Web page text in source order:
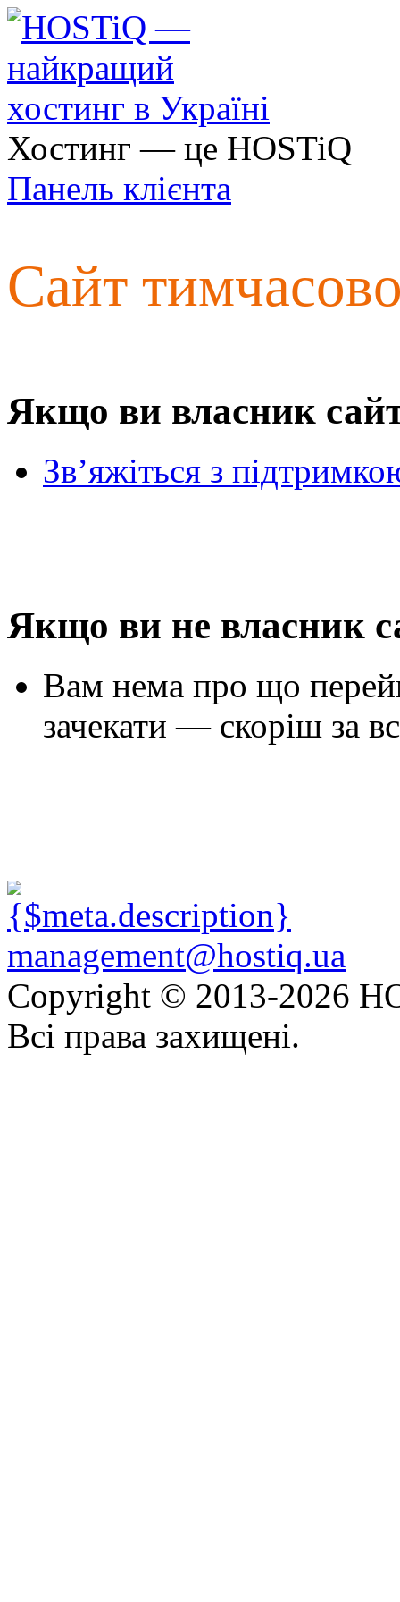
Хостинг — це HOSTiQ
Панель клієнта
Сайт
Якщо ви власник
Зв’яжіться з
Якщо ви не власник
Вам нема про що
зачекати — скоріш за
management@hostiq.ua
Copyright © 2013-2026
Всі права захищені.